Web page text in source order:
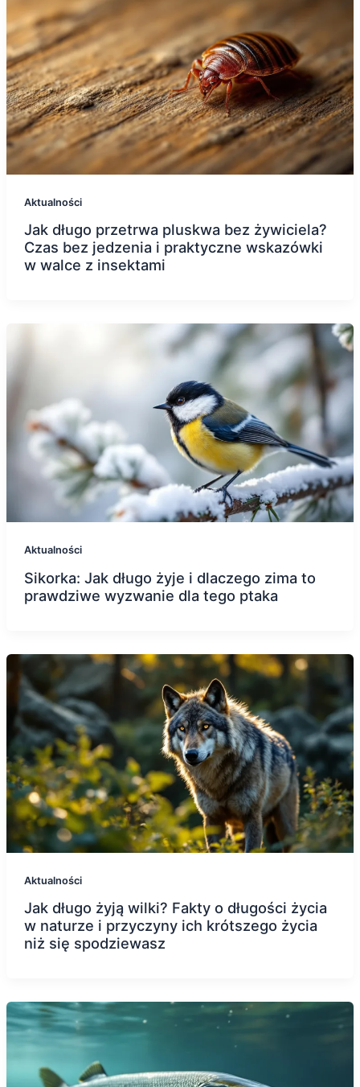
Aktualności
Jak długo przetrwa pluskwa bez żywiciela?
Czas bez jedzenia i praktyczne wskazówki
w walce z insektami
Aktualności
Sikorka: Jak długo żyje i dlaczego zima to
prawdziwe wyzwanie dla tego ptaka
Aktualności
Jak długo żyją wilki? Fakty o długości życia
w naturze i przyczyny ich krótszego życia
niż się spodziewasz